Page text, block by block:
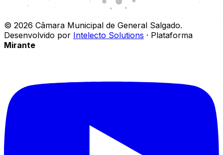
© 2026 Câmara Municipal de General Salgado.
Desenvolvido por Intelecto Solutions · Plataforma
Mirante